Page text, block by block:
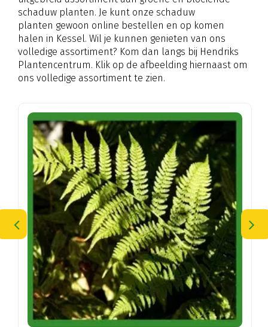
schaduw planten. Je kunt onze schaduw
planten gewoon online bestellen en op komen
halen in Kessel. Wil je kunnen genieten van ons
volledige assortiment? Kom dan langs bij Hendriks
Plantencentrum. Klik op de afbeelding hiernaast om
ons volledige assortiment te zien.